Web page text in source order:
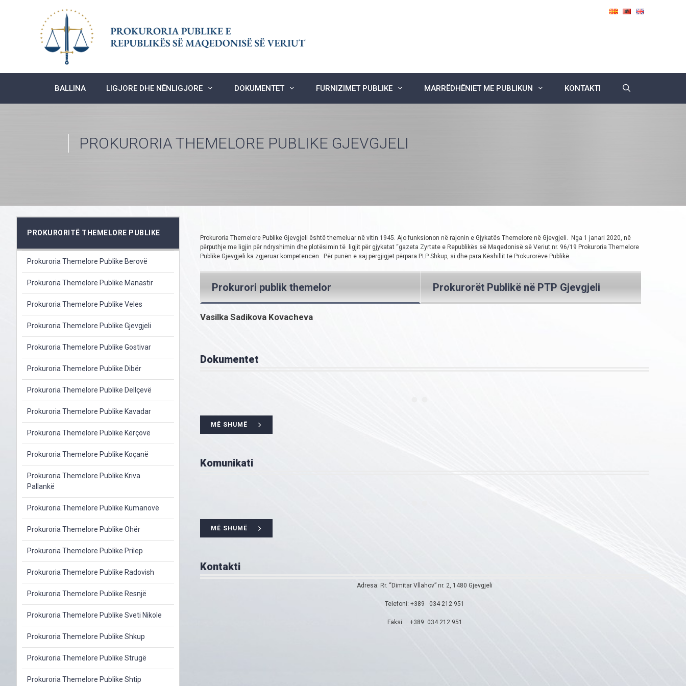
BALLINA LIGJORE DHE NËNLIGJORE DOKUMENTET FURNIZIMET PUBLIKE MARRËDHËNIET ME PUBLIKUN KONTAKTI
PROKURORIA THEMELORE PUBLIKE GJEVGJELI
Prokuroria Themelore Publike Gjevgjeli është themeluar në vitin 1945. Ajo funksionon në rajonin e Gjykatës Themelore në Gjevgjeli. Nga 1 janari 2020, në
përputhje me ligjin për ndryshimin dhe plotësimin të ligjit për gjykatat “gazeta Zyrtate e Republikës së Maqedonisë së Veriut nr. 96/19 Prokuroria Themelore
Publike Gjevgjeli ka zgjeruar kompetencën. Për punën e saj përgjigjet përpara PLP Shkup, si dhe para Këshillit të Prokurorëve Publikë.
Prokurori publik themelor Prokurorët Publikë në PTP Gjevgjeli
Vasilka Sadikova Kovacheva
Dokumentet
MË SHUMË
Komunikati
MË SHUMË
Kontakti
Adresa: Rr. “Dimitar Vllahov” nr. 2, 1480 Gjevgjeli
Telefoni: +389 034 212 951
Faksi: +389 034 212 951
PROKURORITË THEMELORE PUBLIKE
Prokuroria Themelore Publike Berovë
Prokuroria Themelore Publike Manastir
Prokuroria Themelore Publike Veles
Prokuroria Themelore Publike Gjevgjeli
Prokuroria Themelore Publike Gostivar
Prokuroria Themelore Publike Dibër
Prokuroria Themelore Publike Dellçevë
Prokuroria Themelore Publike Kavadar
Prokuroria Themelore Publike Kërçovë
Prokuroria Themelore Publike Koçanë
Prokuroria Themelore Publike Kriva
Pallankë
Prokuroria Themelore Publike Kumanovë
Prokuroria Themelore Publike Ohër
Prokuroria Themelore Publike Prilep
Prokuroria Themelore Publike Radovish
Prokuroria Themelore Publike Resnjë
Prokuroria Themelore Publike Sveti Nikole
Prokuroria Themelore Publike Shkup
Prokuroria Themelore Publike Strugë
Prokuroria Themelore Publike Shtip